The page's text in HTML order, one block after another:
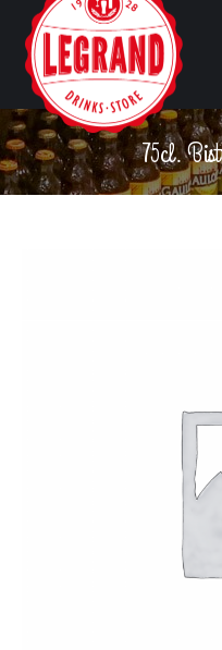
75cl.